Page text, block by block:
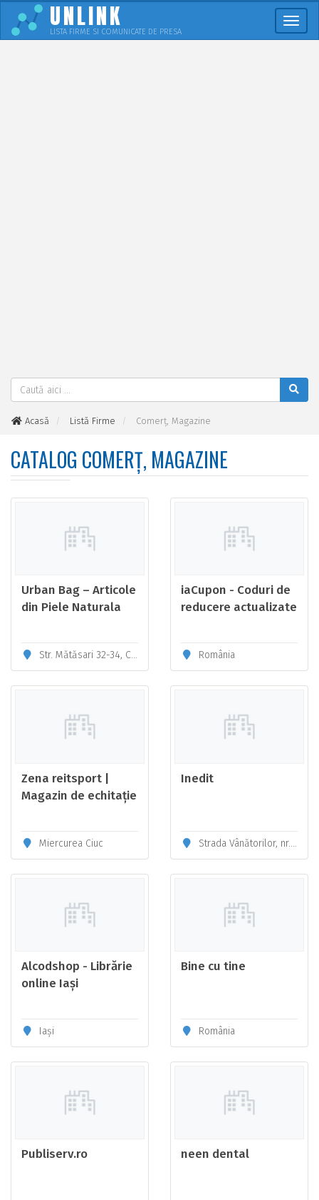
UNLINK
LISTA FIRME SI COMUNICATE DE PRESA
Acasă Listă Firme Comerţ, Magazine
CATALOG COMERŢ, MAGAZINE
Urban Bag – Articole
din Piele Naturala
în România
Str. Mătăsari 32-34, Centrul Vechi, București, Sector 3
iaCupon - Coduri de
reducere actualizate
România
Zena reitsport |
Magazin de echitație
Miercurea Ciuc
Inedit
Strada Vânătorilor, nr. 11
Alcodshop - Librărie
online Iași
Iași
Bine cu tine
România
Publiserv.ro neen dental